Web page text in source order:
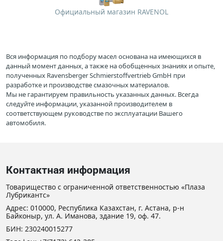
Официальный магазин RAVENOL
Вся информация по подбору масел основана на имеющихся в
данный момент данных, а также на обобщенных знаниях и опыте,
полученных Ravensberger Schmierstoffvertrieb GmbH при
разработке и производстве смазочных материалов.
Мы не гарантируем правильность указанных данных. Всегда
следуйте информации, указанной производителем в
соответствующем руководстве по эксплуатации Вашего
автомобиля.
Контактная информация
Товарищество с ограниченной ответственностью «Плаза
Лубрикантс»
Адрес: 010000, Республика Казахстан, г. Астана, р-н
Байконыр, ул. А. Иманова, здание 19, оф. 47.
БИН: 230240015277